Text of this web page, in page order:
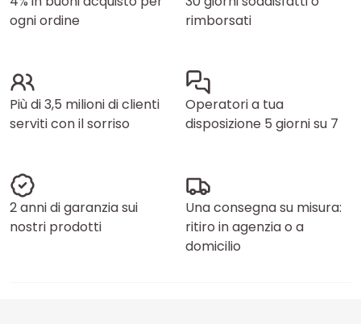
ogni ordine
rimborsati
Più di 3,5 milioni di clienti
serviti con il sorriso
Operatori a tua
disposizione 5 giorni su 7
2 anni di garanzia sui
nostri prodotti
Una consegna su misura:
ritiro in agenzia o a
domicilio